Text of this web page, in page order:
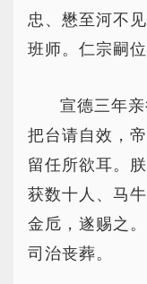
忠、懋至河不
班师。仁宗嗣
宣德三年
把台请自效，
留任所欲耳。
获数十人、马
金卮，遂赐之
司治丧葬。